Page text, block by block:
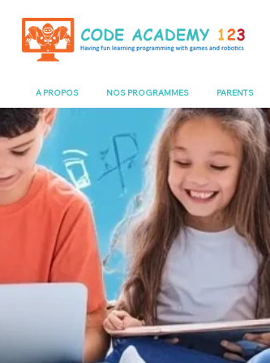
A PROPOS NOS PROGRAMMES PARENTS